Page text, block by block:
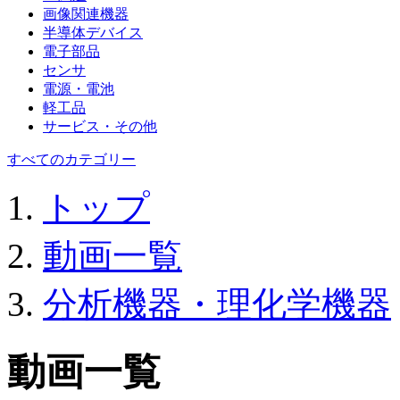
画像関連機器
半導体デバイス
電子部品
センサ
電源・電池
軽工品
サービス・その他
すべてのカテゴリー
トップ
動画一覧
分析機器・理化学機器
動画一覧